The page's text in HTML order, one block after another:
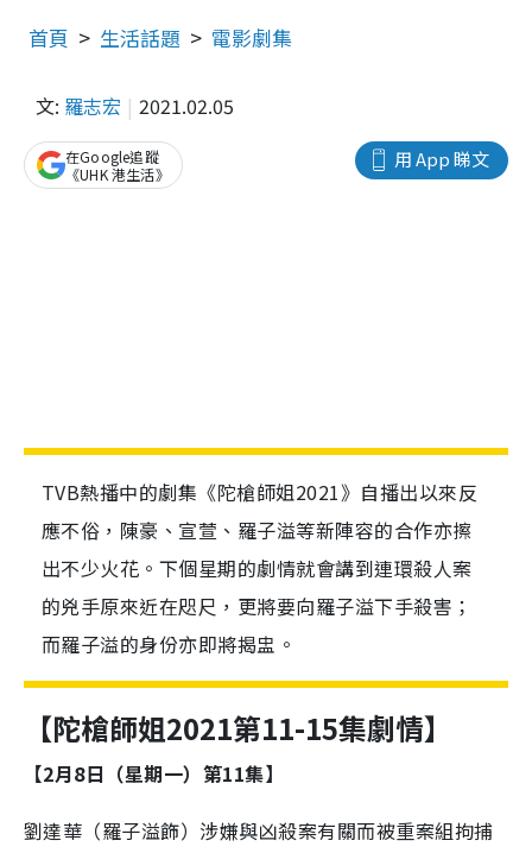
首頁 生活話題 電影劇集
文: 羅志宏 2021.02.05
用 App 睇文
在Google追蹤
《UHK 港生活》
TVB熱播中的劇集《陀槍師姐2021》自播出以來反
應不俗，陳豪、宣萱、羅子溢等新陣容的合作亦擦
出不少火花。下個星期的劇情就會講到連環殺人案
的兇手原來近在咫尺，更將要向羅子溢下手殺害；
而羅子溢的身份亦即將揭盅。
【陀槍師姐2021第11-15集劇情】
【2月8日（星期一）第11集】
劉達華（羅子溢飾）涉嫌與凶殺案有關而被重案組拘捕